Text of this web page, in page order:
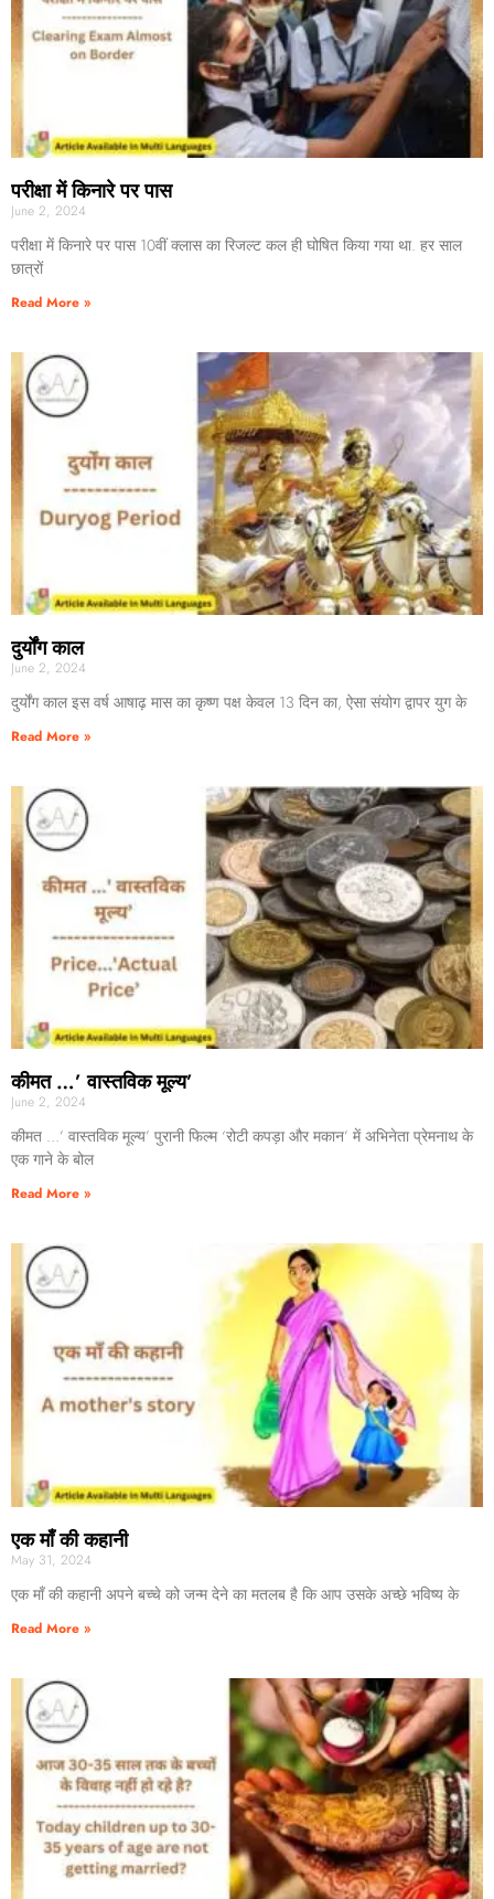
परीक्षा में किनारे पर पास
June 2, 2024
परीक्षा में किनारे पर पास 10वीं क्लास का रिजल्ट कल ही घोषित किया गया था. हर साल
छात्रों
Read More »
दुर्योंग काल
June 2, 2024
दुर्योंग काल इस वर्ष आषाढ़ मास का कृष्ण पक्ष केवल 13 दिन का, ऐसा संयोग द्वापर युग के
Read More »
कीमत …’ वास्तविक मूल्य’
June 2, 2024
कीमत …’ वास्तविक मूल्य’ पुरानी फिल्म ‘रोटी कपड़ा और मकान’ में अभिनेता प्रेमनाथ के
एक गाने के बोल
Read More »
एक माँ की कहानी
May 31, 2024
एक माँ की कहानी अपने बच्चे को जन्म देने का मतलब है कि आप उसके अच्छे भविष्य के
Read More »